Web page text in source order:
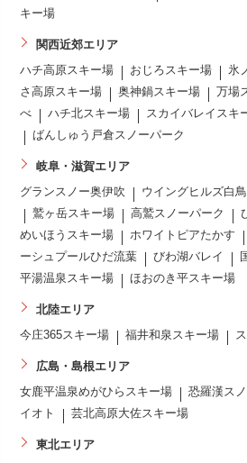
キー場
関西近郊エリア
ハチ高原スキー場 おじろスキー場 氷
さ高原スキー場
奥神鍋スキー場 万場
べ
ハチ北スキー場 スカイバレイスキ
ばんしゅう戸倉スノーパーク
岐阜・滋賀エリア
グランスノー奥伊吹 ウイングヒルズ白
鷲ヶ岳スキー場
高鷲スノーパーク
めいほうスキー場
ホワイトピアたかす
ーシュプールひだ流葉
びわ湖バレイ
平湯温泉スキー場
ほおのき平スキー場
北陸エリア
今庄365スキー場 福井和泉スキー場
広島・島根エリア
女鹿平温泉めがひらスキー場 恐羅漢ス
イオト
芸北高原大佐スキー場
東北エリア